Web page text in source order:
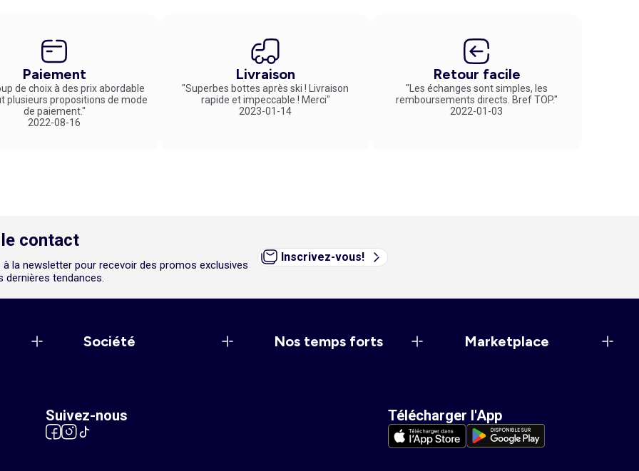
Paiement
de choix à des prix abordable
plusieurs propositions de mode
de paiement."
2022-08-16
Livraison
"Superbes bottes après ski ! Livraison
rapide et impeccable ! Merci"
2023-01-14
Retour facile
"Les échanges sont simples, les
remboursements directs. Bref TOP."
2022-01-03
contact
la newsletter pour recevoir des promos exclusives
dernières tendances.
Inscrivez-vous!
Société Nos temps forts Marketplace
Suivez-nous Télécharger l'App